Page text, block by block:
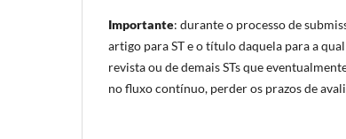
Importante: durante o processo de
artigo para ST e o título daquela para a
revista ou de demais STs que
no fluxo contínuo, perder os prazos de